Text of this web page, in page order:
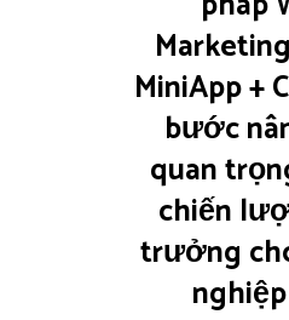
MiniApp +
bước
quan
chiến
trưởng